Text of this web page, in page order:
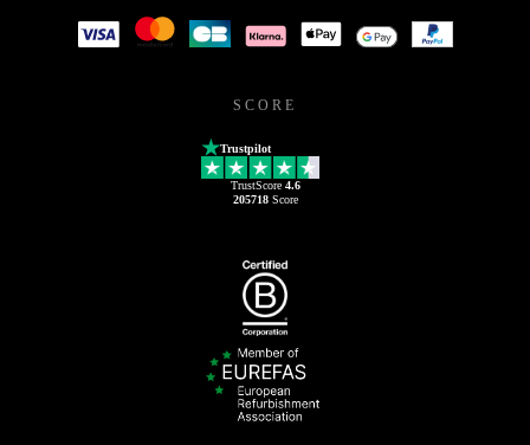
SCORE
Trustpilot
TrustScore 4.6
205718Score